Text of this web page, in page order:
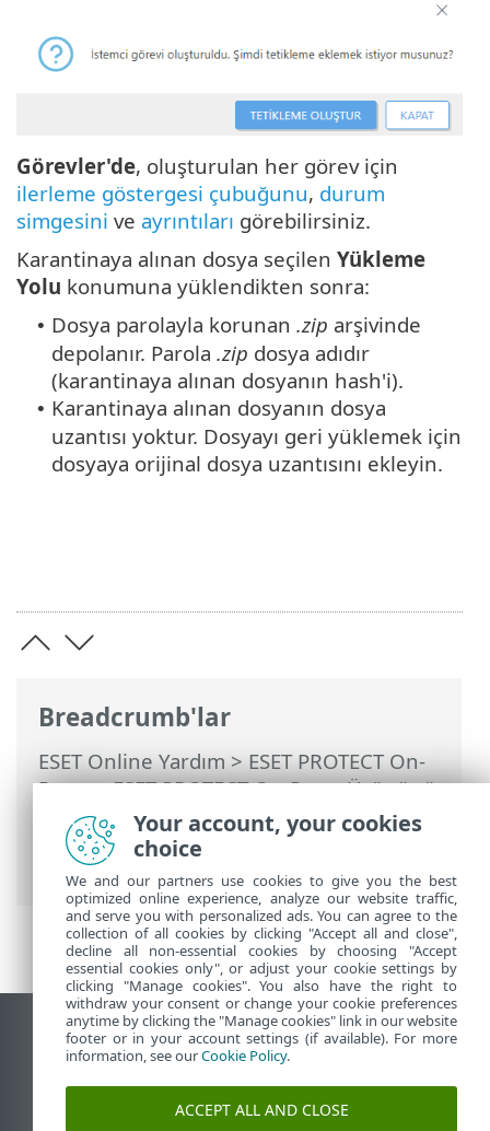
Breadcrumb'lar
ESET Online Yardım>ESET PROTECT On-
Prem>ESET PROTECT On-Prem Ürününü
Kullanma
>ESET PROTECT On-Prem Ana
Menü> Görevler İstemci Görevleri
Karantinaya Alınan Dosyayı Yükleme
Görevler'de, oluşturulan her görev için
ilerleme göstergesi çubuğunu, durum
simgesini ve ayrıntıları görebilirsiniz.
Karantinaya alınan dosya seçilen Yükleme
Yolu konumuna yüklendikten sonra:
• Dosya parolayla korunan .zip arşivinde
depolanır. Parola .zip dosya adıdır
(karantinaya alınan dosyanın hash'i).
• Karantinaya alınan dosyanın dosya
uzantısı yoktur. Dosyayı geri yüklemek için
dosyaya orijinal dosya uzantısını ekleyin.
Masaüstü sitesini görüntüle
End of Life
ESET Bilgi Bankası
Your account, your cookies
choice
We and our partners use cookies to give you the best
optimized online experience, analyze our website traffic,
and serve you with personalized ads. You can agree to the
collection of all cookies by clicking "Accept all and close",
decline all non-essential cookies by choosing "Accept
essential cookies only", or adjust your cookie settings by
clicking "Manage cookies". You also have the right to
withdraw your consent or change your cookie preferences
anytime by clicking the "Manage cookies" link in our website
footer or in your account settings (if available). For more
information, see ourCookie Policy.
ACCEPT ALL AND CLOSE